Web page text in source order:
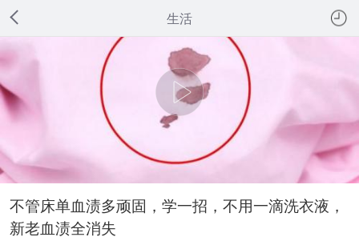
生活
不管床单血渍多顽固，学一招，不用一滴洗衣液，
新老血渍全消失